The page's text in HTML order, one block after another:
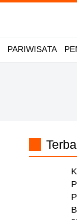
PARIWISATA